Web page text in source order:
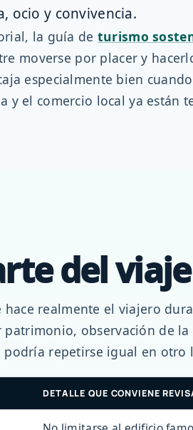
ocio y convivencia.
la guía de turismo
moverse por placer y
especialmente bien
y el comercio local ya están
del
realmente el viajero
observación de la
repetirse igual en otro
DETALLE QUE CONVIENE